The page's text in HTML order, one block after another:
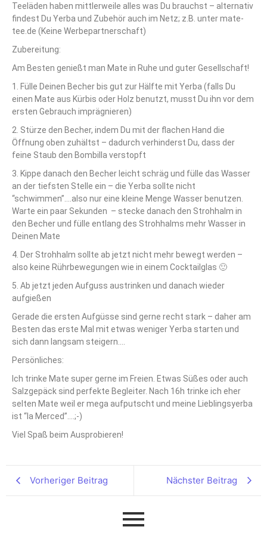
Teeläden haben mittlerweile alles was Du brauchst – alternativ
findest Du Yerba und Zubehör auch im Netz; z.B. unter mate-
tee.de (Keine Werbepartnerschaft)
Zubereitung:
Am Besten genießt man Mate in Ruhe und guter Gesellschaft!
1. Fülle Deinen Becher bis gut zur Hälfte mit Yerba (falls Du
einen Mate aus Kürbis oder Holz benutzt, musst Du ihn vor dem
ersten Gebrauch imprägnieren)
2. Stürze den Becher, indem Du mit der flachen Hand die
Öffnung oben zuhältst – dadurch verhinderst Du, dass der
feine Staub den Bombilla verstopft
3. Kippe danach den Becher leicht schräg und fülle das Wasser
an der tiefsten Stelle ein – die Yerba sollte nicht
“schwimmen”….also nur eine kleine Menge Wasser benutzen.
Warte ein paar Sekunden – stecke danach den Strohhalm in
den Becher und fülle entlang des Strohhalms mehr Wasser in
Deinen Mate
4. Der Strohhalm sollte ab jetzt nicht mehr bewegt werden –
also keine Rührbewegungen wie in einem Cocktailglas 🙂
5. Ab jetzt jeden Aufguss austrinken und danach wieder
aufgießen
Gerade die ersten Aufgüsse sind gerne recht stark – daher am
Besten das erste Mal mit etwas weniger Yerba starten und
sich dann langsam steigern….
Persönliches:
Ich trinke Mate super gerne im Freien. Etwas Süßes oder auch
Salzgepäck sind perfekte Begleiter. Nach 16h trinke ich eher
selten Mate weil er mega aufputscht und meine Lieblingsyerba
ist “la Merced”….;-)
Viel Spaß beim Ausprobieren!
Vorheriger Beitrag Nächster Beitrag